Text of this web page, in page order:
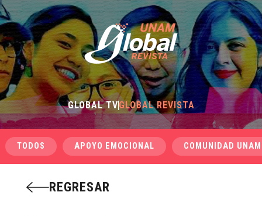
GLOBAL TVGLOBAL REVISTA
TODOS APOYO EMOCIONAL COMUNIDAD UNAM
REGRESAR